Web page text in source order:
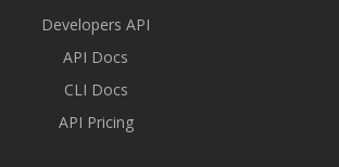
Developers API
API Docs
CLI Docs
API Pricing